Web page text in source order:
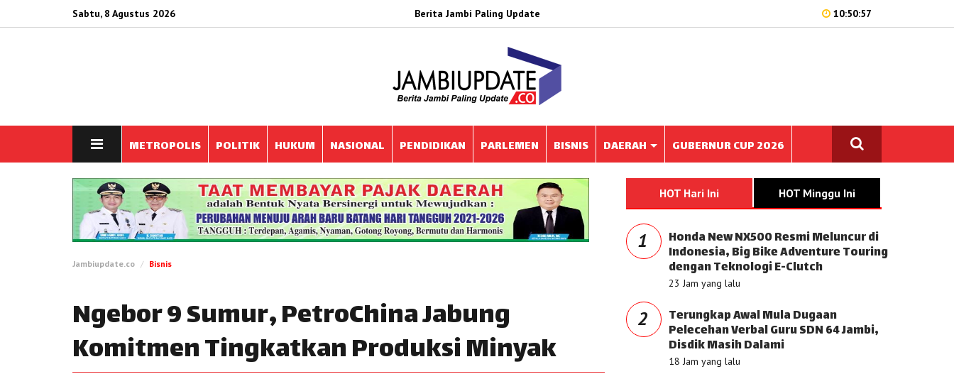
Sabtu, 8 Agustus 2026 Berita Jambi Paling Update 10:50:57
METROPOLIS POLITIK HUKUM NASIONAL PENDIDIKAN PARLEMEN BISNIS DAERAH GUBERNUR CUP 2026
Jambiupdate.co Bisnis
Ngebor 9 Sumur, PetroChina Jabung
Komitmen Tingkatkan Produksi Minyak
HOT Hari Ini HOT Minggu Ini
1 Honda New NX500 Resmi Meluncur di
Indonesia, Big Bike Adventure Touring
dengan Teknologi E-Clutch
23 Jam yang lalu
2 Terungkap Awal Mula Dugaan
Pelecehan Verbal Guru SDN 64 Jambi,
Disdik Masih Dalami
18 Jam yang lalu